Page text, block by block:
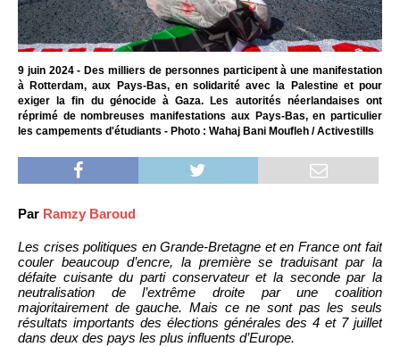
9 juin 2024 - Des milliers de personnes participent à une manifestation
à Rotterdam, aux Pays-Bas, en solidarité avec la Palestine et pour
exiger la fin du génocide à Gaza. Les autorités néerlandaises ont
réprimé de nombreuses manifestations aux Pays-Bas, en particulier
les campements d'étudiants - Photo : Wahaj Bani Moufleh / Activestills
Par Ramzy Baroud
Les crises politiques en Grande-Bretagne et en France ont fait
couler beaucoup d’encre, la première se traduisant par la
défaite cuisante du parti conservateur et la seconde par la
neutralisation de l’extrême droite par une coalition
majoritairement de gauche. Mais ce ne sont pas les seuls
résultats importants des élections générales des 4 et 7 juillet
dans deux des pays les plus influents d’Europe.